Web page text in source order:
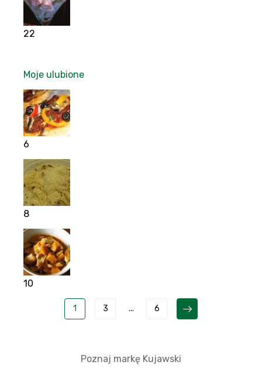
22
Moje ulubione
6
8
10
1 3 ... 6
Poznaj markę Kujawski